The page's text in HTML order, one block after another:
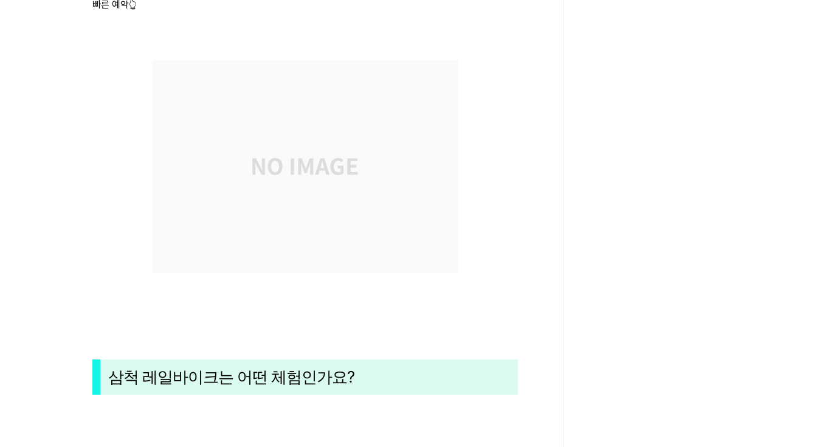
빠른 예약👆
삼척 레일바이크는 어떤 체험인가요?